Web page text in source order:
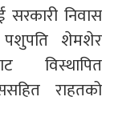
सरकारी निवास
पशुपति शेमशेर
विस्थापित
राहतको